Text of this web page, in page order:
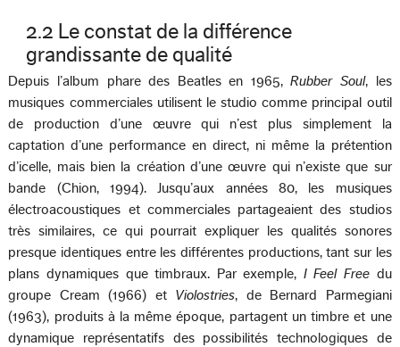
2.2 Le constat de la différence
grandissante de qualité
Depuis l’album phare des Beatles en 1965,Rubber Soul, les
musiques commerciales utilisent le studio comme principal outil
de production d’une œuvre qui n’est plus simplement la
captation d’une performance en direct, ni même la prétention
d’icelle, mais bien la création d’une œuvre qui n’existe que sur
bande (Chion, 1994). Jusqu’aux années 80, les musiques
électroacoustiques et commerciales partageaient des studios
très similaires, ce qui pourrait expliquer les qualités sonores
presque identiques entre les différentes productions, tant sur les
plans dynamiques que timbraux. Par exemple, I Feel Free du
groupe Cream (1966) et Violostries, de Bernard Parmegiani
(1963), produits à la même époque, partagent un timbre et une
dynamique représentatifs des possibilités technologiques de